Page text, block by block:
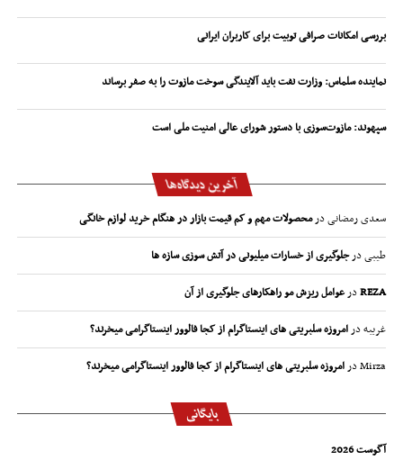
بررسی امکانات صرافی توبیت برای کاربران ایرانی
نماینده سلماس: وزارت نفت باید آلایندگی سوخت مازوت را به صفر برساند
سپهوند:‌ مازوت‌سوزی با دستور شورای عالی امنیت ملی است
آخرین دیدگاه‌ها
سعدی رمضانیدرمحصولات مهم و کم قیمت بازار در هنگام خرید لوازم خانگی
طیبیدرجلوگیری از خسارات میلیونی در آتش سوزی سازه ها
REZAدرعوامل ریزش مو راهکارهای جلوگیری از آن
غریبهدرامروزه سلبریتی های اینستاگرام از کجا فالوور اینستاگرامی میخرند؟
Mirzaدرامروزه سلبریتی های اینستاگرام از کجا فالوور اینستاگرامی میخرند؟
بایگانی
آگوست 2026